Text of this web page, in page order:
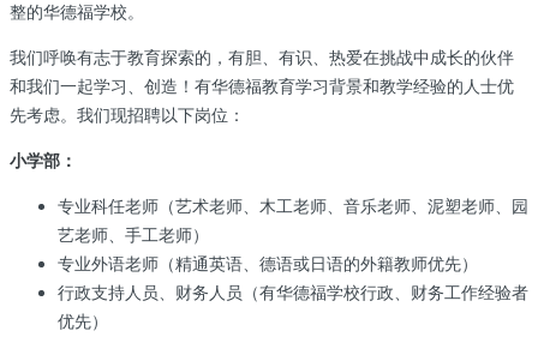
整的华德福学校。
我们呼唤有志于教育探索的，有胆、有识、热爱在挑战中成长的伙伴
和我们一起学习、创造！有华德福教育学习背景和教学经验的人士优
先考虑。我们现招聘以下岗位：
小学部：
专业科任老师（艺术老师、木工老师、音乐老师、泥塑老师、园
艺老师、手工老师）
专业外语老师（精通英语、德语或日语的外籍教师优先）
行政支持人员、财务人员（有华德福学校行政、财务工作经验者
优先）